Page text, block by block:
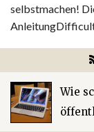
selbstmachen!
Wie